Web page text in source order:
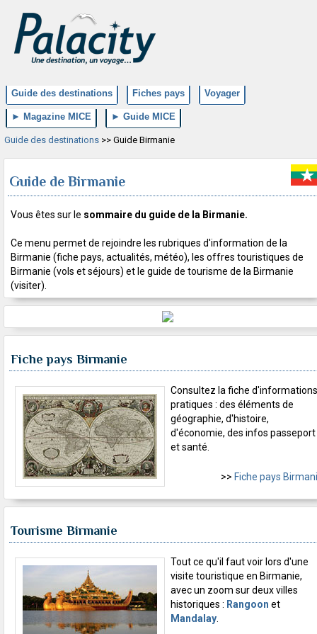
Guide des destinations Fiches pays Voyager
► Magazine MICE ► Guide MICE
Guide des destinations >> Guide Birmanie
Guide de Birmanie
Vous êtes sur le sommaire du guide de la Birmanie.
Ce menu permet de rejoindre les rubriques d'information de la
Birmanie (fiche pays, actualités, météo), les offres touristiques de
Birmanie (vols et séjours) et le guide de tourisme de la Birmanie
(visiter).
Fiche pays Birmanie
Consultez la fiche d'informations
pratiques : des éléments de
géographie, d'histoire,
d'économie, des infos passeport
et santé.
>> Fiche pays
Tourisme Birmanie
Tout ce qu'il faut voir lors d'une
visite touristique en Birmanie,
avec un zoom sur deux villes
historiques : Rangoon et
Mandalay